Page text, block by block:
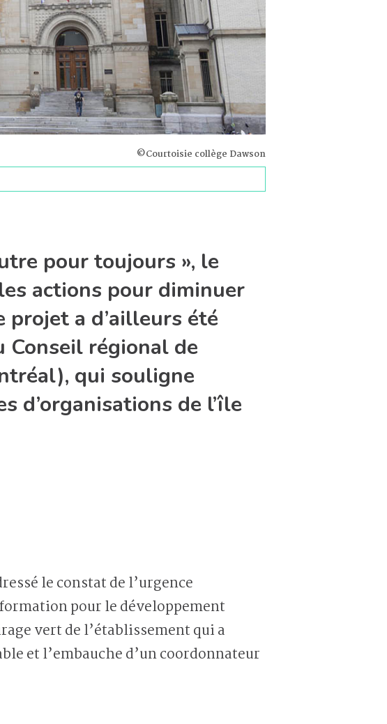
©Courtoisie collège Dawson
pour toujours », le
actions pour diminuer
projet a d’ailleurs été
Conseil régional de
qui souligne
d’organisations de l’île
le constat de l’urgence
pour le développement
vert de l’établissement qui a
et l’embauche d’un coordonnateur